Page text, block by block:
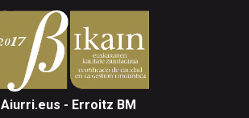
Aiurri.eus - Erroitz BM